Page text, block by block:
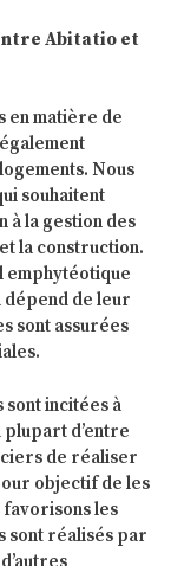
Abitatio et
en matière de
Nous
souhaitent
à la gestion des
la construction.
emphytéotique
dépend de leur
sont assurées
sont incitées à
d’entre
de réaliser
objectif de les
favorisons les
sont réalisés par